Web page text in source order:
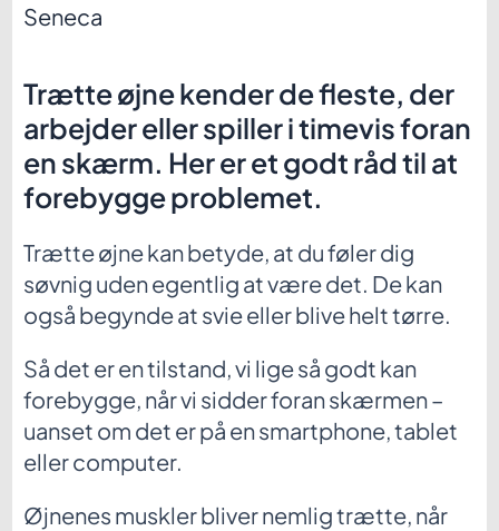
Seneca
Trætte øjne kender de fleste, der
arbejder eller spiller i timevis foran
en skærm. Her er et godt råd til at
forebygge problemet.
Trætte øjne kan betyde, at du føler dig
søvnig uden egentlig at være det. De kan
også begynde at svie eller blive helt tørre.
Så det er en tilstand, vi lige så godt kan
forebygge, når vi sidder foran skærmen –
uanset om det er på en smartphone, tablet
eller computer.
Øjnenes muskler bliver nemlig trætte, når